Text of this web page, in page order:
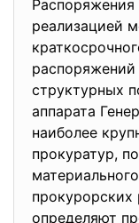
реализацией
распоряжений
структурных
аппарата
наиболее
прокуратур,
прокурорских
определяют